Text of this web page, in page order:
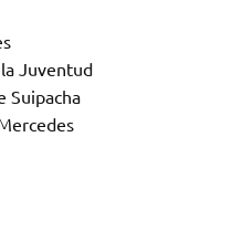
Juventud
Suipacha